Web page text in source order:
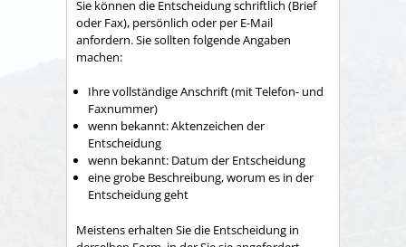
Sie können die Entscheidung schriftlich (Brief
oder Fax), persönlich oder per E-Mail
anfordern. Sie sollten folgende Angaben
machen:
Ihre vollständige Anschrift (mit Telefon- und
Faxnummer)
wenn bekannt: Aktenzeichen der
Entscheidung
wenn bekannt: Datum der Entscheidung
eine grobe Beschreibung, worum es in der
Entscheidung geht
Meistens erhalten Sie die Entscheidung in